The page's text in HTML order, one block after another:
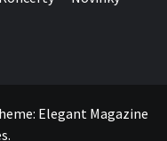
Elegant Magazine
.